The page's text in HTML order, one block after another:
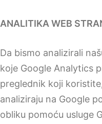
ANALITIKA WEB
Da bismo analizirali
koje Google Analytics
preglednik koji
analiziraju na Google
obliku pomoću usluge